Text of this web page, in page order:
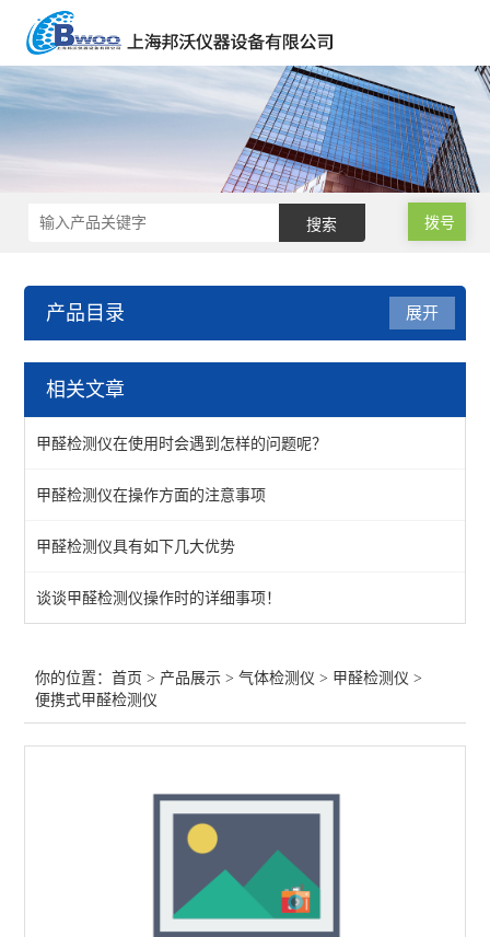
拨号
产品目录
气体检测仪
磷化氢检测仪
展开
相关文章
甲醛检测仪在使用时会遇到怎样的问题呢？
甲醛检测仪在操作方面的注意事项
甲醛检测仪具有如下几大优势
谈谈甲醛检测仪操作时的详细事项！
你的位置：首页 > 产品展示 >气体检测仪 > 甲醛检测仪 >
便携式甲醛检测仪